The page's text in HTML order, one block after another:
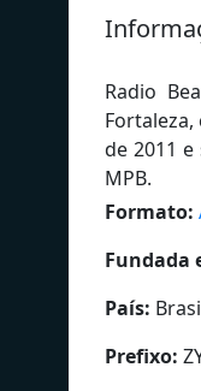
Radio
de 2011
MPB.
Formato:
Fundada
País:
Prefixo: